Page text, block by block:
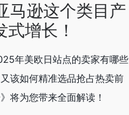
马逊这个类目产
增长！
年美欧日站点的卖家有哪些
该如何精准选品抢占热卖前
将为您带来全面解读！